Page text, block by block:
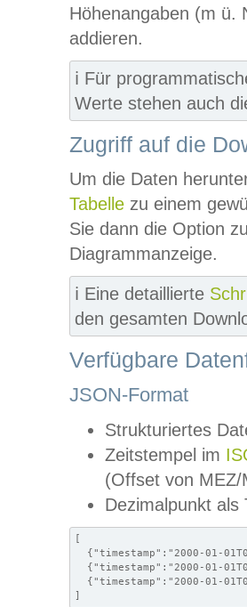
Höhenangaben (m ü.
addieren.
ℹ️ Für
Werte stehen auch
Zugriff auf die
Um die Daten
Tabelle zu einem
Sie dann die Option
Diagrammanzeige.
ℹ️ Eine detaillierte
den gesamten
Verfügbare
JSON-Format
Strukturiertes
Zeitstempel im
(Offset von MEZ/
Dezimalpunkt als
[
{"timestamp":"2000-01-
{"timestamp":"2000-01-
{"timestamp":"2000-01-
]